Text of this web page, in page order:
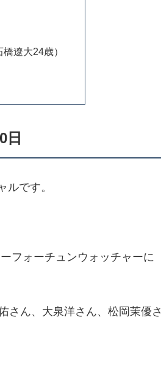
遼大24歳）
日
です。
フォーチュンウォッチャーに
さん、大泉洋さん、松岡茉優さ